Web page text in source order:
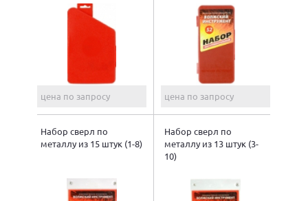
цена по запросу цена по запросу
Набор сверл по
металлу из 15 штук (1-8)
Набор сверл по
металлу из 13 штук (3-
10)